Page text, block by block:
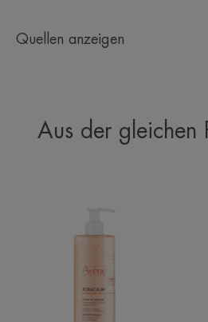
Quellen anzeigen
Aus der gleichen